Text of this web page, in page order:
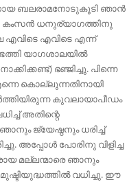
ബലരാമനോടുകൂടി ഞാൻ
കംസൻ ധനുര്യാഗത്തിനു
എവിടെ എവിടെ എന്ന്
യാഗശാലയിൽ
ഭഞ്ജിച്ചു. പിന്നെ
കൊല്ലുന്നതിനായി
കുവലായാപീഡം
അതിന്റെ
ജ്യേഷ്ഠനും ധരിച്ച്
അപ്പോൾ പോരിനു വിളിച്ച
മല്ലന്മാരെ ഞാനും
വധിച്ചു. ഈ